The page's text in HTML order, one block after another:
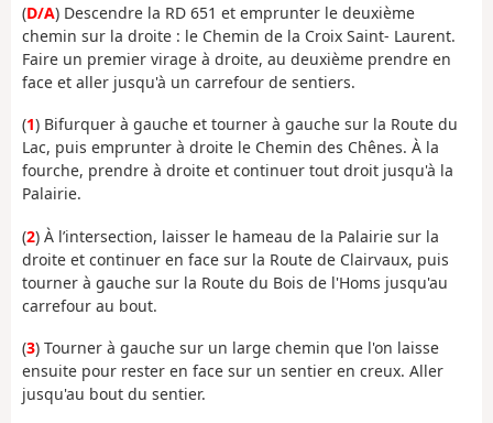
(D/A) Descendre la RD 651 et emprunter le deuxième
chemin sur la droite : le Chemin de la Croix Saint- Laurent.
Faire un premier virage à droite, au deuxième prendre en
face et aller jusqu'à un carrefour de sentiers.
(1) Bifurquer à gauche et tourner à gauche sur la Route du
Lac, puis emprunter à droite le Chemin des Chênes. À la
fourche, prendre à droite et continuer tout droit jusqu'à la
Palairie.
(2) À l’intersection, laisser le hameau de la Palairie sur la
droite et continuer en face sur la Route de Clairvaux, puis
tourner à gauche sur la Route du Bois de l'Homs jusqu'au
carrefour au bout.
(3) Tourner à gauche sur un large chemin que l'on laisse
ensuite pour rester en face sur un sentier en creux. Aller
jusqu'au bout du sentier.